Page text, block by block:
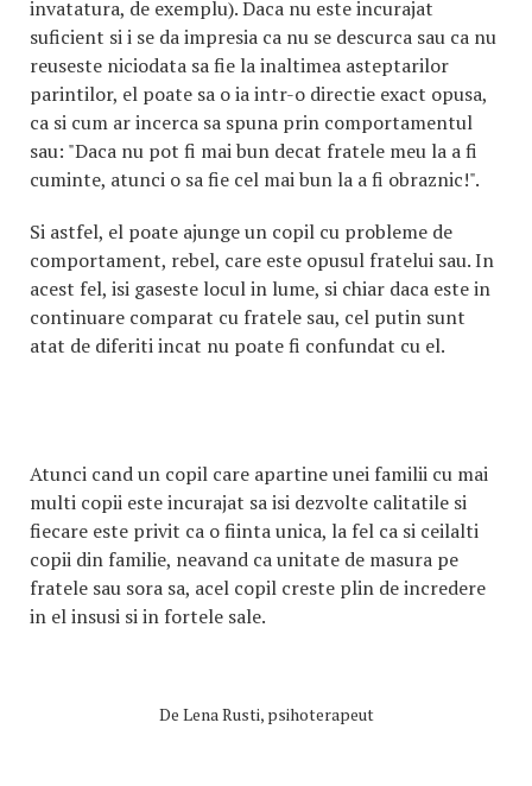
invatatura, de exemplu). Daca nu este incurajat
suficient si i se da impresia ca nu se descurca sau ca nu
reuseste niciodata sa fie la inaltimea asteptarilor
parintilor, el poate sa o ia intr-o directie exact opusa,
ca si cum ar incerca sa spuna prin comportamentul
sau: "Daca nu pot fi mai bun decat fratele meu la a fi
cuminte, atunci o sa fie cel mai bun la a fi obraznic!".
Si astfel, el poate ajunge un copil cu probleme de
comportament, rebel, care este opusul fratelui sau. In
acest fel, isi gaseste locul in lume, si chiar daca este in
continuare comparat cu fratele sau, cel putin sunt
atat de diferiti incat nu poate fi confundat cu el.
Atunci cand un copil care apartine unei familii cu mai
multi copii este incurajat sa isi dezvolte calitatile si
fiecare este privit ca o fiinta unica, la fel ca si ceilalti
copii din familie, neavand ca unitate de masura pe
fratele sau sora sa, acel copil creste plin de incredere
in el insusi si in fortele sale.
De Lena Rusti, psihoterapeut